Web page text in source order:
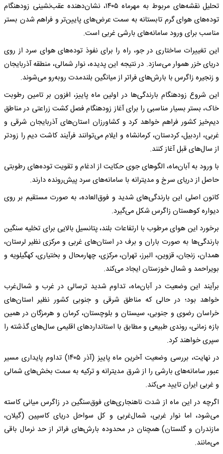
تحلیل نقشه‌های مربوط به مهرماه ۱۴۰۵، نشان‌دهنده عقب‌نشینی زودهنگام
توده‌های هوای گرم تابستانه به سمت عرض‌های پایین‌تر و فراهم شدن بستر
مناسب برای ورود سامانه‌های بارشی غربی است.
این تغییرات ساختاری در جو، راه را برای نفوذ توده‌های هوای سرد از روی
دریای خزر هموار می‌سازد. در نتیجه این پدیده، نوار شمالی، منطقه آذربایجان
و زنجیره زاگرس با بارش‌های فراتر از میانگین بلندمدت روبه‌رو می‌شوند.
این شروع زودهنگام بارندگی‌ها در اولین ماه پاییز، افزون بر تامین رطوبت
خاک، بستر بسیار مناسبی را برای آغاز زودهنگام فصل کشت زراعتی در مناطق
دیم‌خیز کشور فراهم خواهد کرد و کشاورزان استان‌های آذربایجان شرقی و
غربی، اردبیل، کردستان، کرمانشاه و ایلام می‌توانند فرآیند کاشت دیم را زودتر
از سال‌های قبل آغاز کنند.
با ورود به آبان‌ماه، الگوهای جوی حکایت از ادغام و تقویت توده‌های رطوبتی
حاصل از دریای سرخ و مدیترانه با سامانه‌های سرد پیش‌رونده دارند.
کانون اصلی این بارندگی‌های شدید و فوق‌العاده، به صورت مستقیم بر روی
دیواره کوهستان زاگرس شکل می‌گیرد.
برخورد این هوای مرطوب با ارتفاعات بلند، پتانسیل بالایی برای تخلیه سنگین
بارندگی‌ها به صورت باران و برف در استان‌های غربی و مرکزی نظیر لرستان،
همدان، زنجان، قزوین، البرز، تهران، مرکزی، چهارمحال و بختیاری، کهگیلویه و
بویراحمد و شمال خوزستان ایجاد می‌کند.
برآیند این وضعیت در آبان‌ماه، تداوم شدید ترسالی در غرب و شمال‌غرب
خواهد بود؛ در حالی که مناطق شرقی و جنوبی کشور نظیر استان‌های
خراسان رضوی و جنوبی، سیستان و بلوچستان، کرمان و هرمزگان در همین
بازه زمانی، روندی طبیعی و مطابق با استانداردهای اقلیمی سال‌های گذشته را
سپری خواهند کرد.
در نهایت، بررسی وضعیت آخرین ماه پاییز (آذر ۱۴۰۵) تداوم پایداری مسیر
عبور سامانه‌های بارشی را از شرق مدیترانه و ترکیه به سمت بخش‌های شمالی
و غربی ایران تایید می‌کند.
اگرچه در این ماه از شدت ناهنجاری‌های فوق‌سنگین در زاگرس میانی کاسته
می‌شود، اما نوار غربی، شمال‌غربی و کل سواحل دریای کاسپین (گیلان،
مازندران و گلستان) همچنان در محدوده بارش‌های فراتر از حد نرمال باقی
می‌مانند.